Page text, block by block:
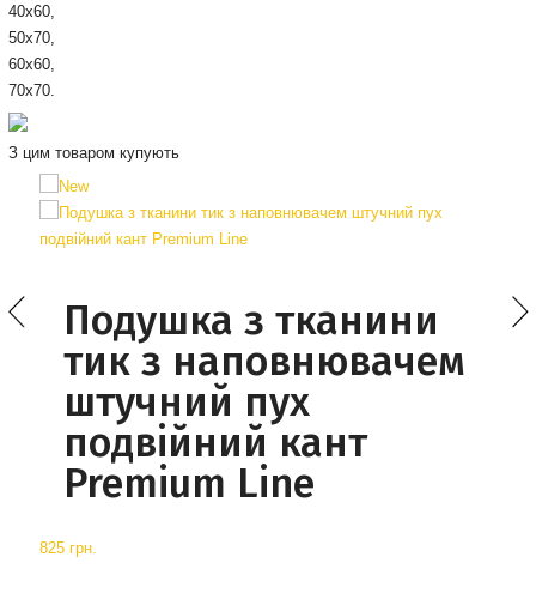
40х60,
50х70,
60х60,
70х70.
З цим товаром купують
Подушка з тканини
тик з наповнювачем
штучний пух
подвійний кант
Premium Line
825 грн.